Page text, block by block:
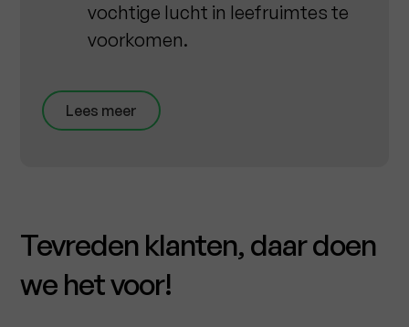
vochtige lucht in leefruimtes te
voorkomen.
Lees meer
Tevreden klanten, daar doen
we het voor!